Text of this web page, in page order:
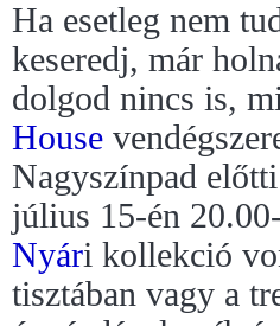
Ha esetleg nem
keseredj, már
dolgod nincs is,
House
Nagyszínpad
július 15-én
Nyári kollekció
tisztában vagy a